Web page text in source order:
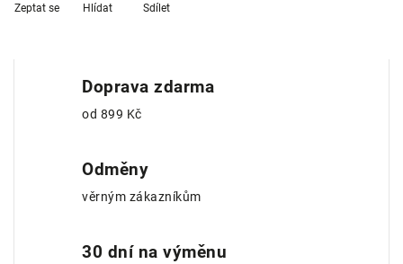
Zeptat se Hlídat Sdílet
Doprava zdarma
od 899 Kč
Odměny
věrným zákazníkům
30 dní na výměnu